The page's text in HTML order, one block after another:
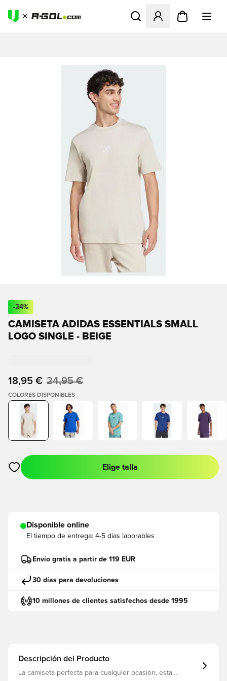
Abre un modal para iniciar
-24%
CAMISETA ADIDAS ESSENTIALS SMALL
LOGO SINGLE - BEIGE
18,95 € 24,95 €
COLORES DISPONIBLES
Abre un modal para iniciar sesión o registrarse como miembro
Elige talla
Disponible online
El tiempo de entrega: 4-5 días laborables
Envío gratis a partir de 119 EUR
30 días para devoluciones
10 millones de clientes satisfechos desde 1995
Descripción del Producto
La camiseta perfecta para cualquier ocasión, esta